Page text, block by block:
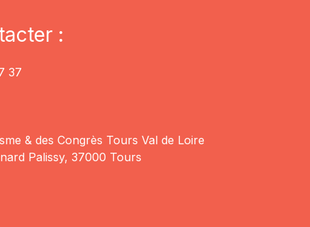
:
37
& des Congrès Tours Val de Loire
Palissy, 37000 Tours